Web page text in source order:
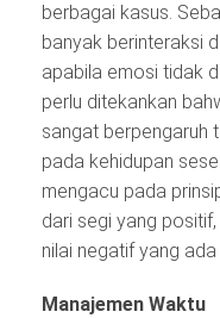
berbagai kasus.
banyak berinteraksi
apabila emosi tidak
perlu ditekankan
sangat berpengaruh
pada kehidupan
mengacu pada
dari segi yang
nilai negatif yang
Manajemen Waktu